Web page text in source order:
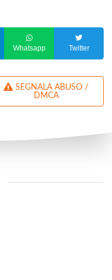
Whatsapp Twitter
DMCA